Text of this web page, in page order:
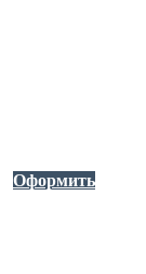
Оформить